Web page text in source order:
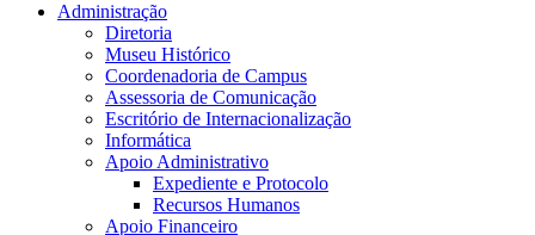
Administração
Diretoria
Museu Histórico
Coordenadoria de Campus
Assessoria de Comunicação
Escritório de Internacionalização
Informática
Apoio Administrativo
Expediente e Protocolo
Recursos Humanos
Apoio Financeiro